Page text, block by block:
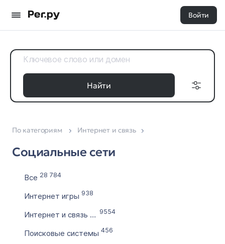
Войти
Найти
Доменные
Все 35
Дата регистрации
с
Выставлен на продажу
с
По категориям Интернет и связь
Социальные сети
Все 28 784
Интернет игры 938
Интернет и связь (другое) 9554
Поисковые системы 456